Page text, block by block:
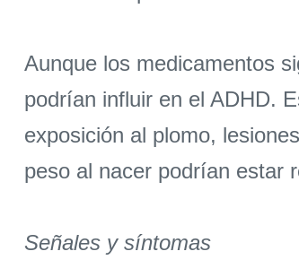
Aunque los medicamentos
podrían influir en el ADHD.
exposición al plomo,
peso al nacer podrían estar
Señales y síntomas